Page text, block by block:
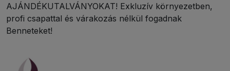
AJÁNDÉKUTALVÁNYOKAT! Exkluzív környezetben,
profi csapattal és várakozás nélkül fogadnak
Benneteket!